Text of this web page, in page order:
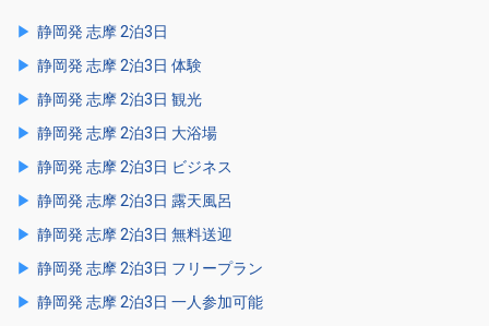
静岡発 志摩 2泊3日
静岡発 志摩 2泊3日 体験
静岡発 志摩 2泊3日 観光
静岡発 志摩 2泊3日 大浴場
静岡発 志摩 2泊3日 ビジネス
静岡発 志摩 2泊3日 露天風呂
静岡発 志摩 2泊3日 無料送迎
静岡発 志摩 2泊3日 フリープラン
静岡発 志摩 2泊3日 一人参加可能